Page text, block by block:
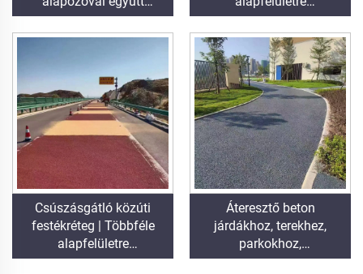
használandó),
aszfaltutakhoz,
szilikon-poliuretán
felújításhoz, PMA-hoz,
EPDM-hez, víz- vagy
olajalapú epoxi
alapfelületekhez,
márványhoz,
burkolólapokhoz,
áteresztő betonhoz,
járműalkalmazásokhoz
stb.
alkalmazható színváltó
bevonat beltéri és kültéri
burkolatokhoz
Csúszásgátló közúti
festékréteg | Többféle
alapfelületre
alkalmazható
Áteresztő beton
járdákhoz, terekhez,
parkokhoz,
parkolóhelyekhez és